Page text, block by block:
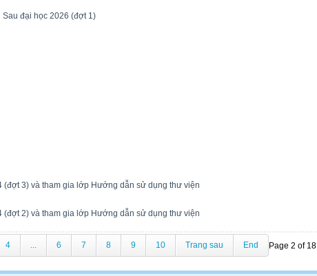
đại học 2026 (đợt 1)
3) và tham gia lớp Hướng dẫn sử dụng thư viện
2) và tham gia lớp Hướng dẫn sử dụng thư viện
Page 2 of 18
4 ... 6 7 8 9 10 Trang sau End